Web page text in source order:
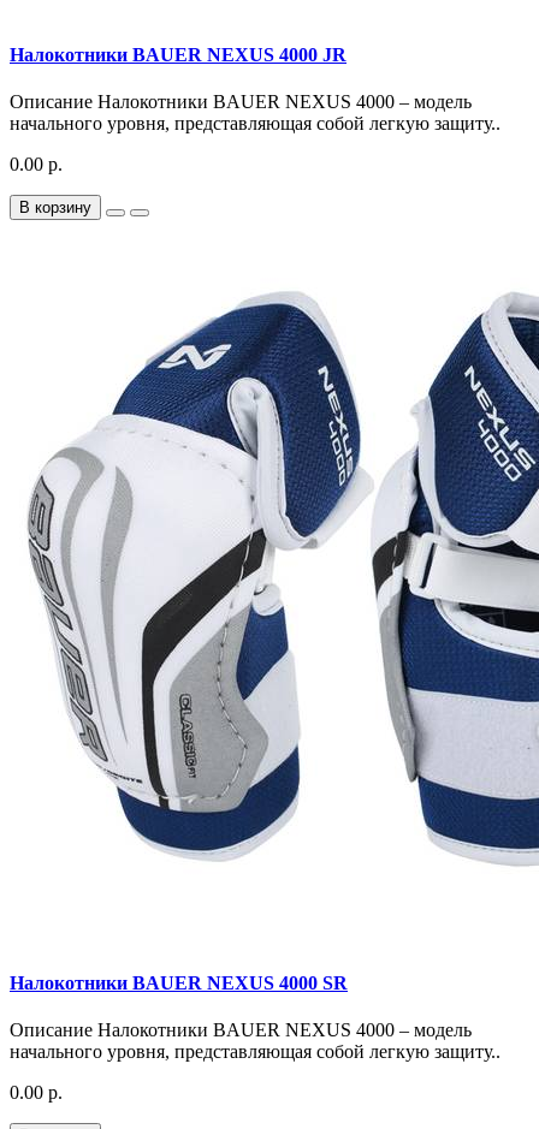
Налокотники BAUER NEXUS 4000 JR
Описание Налокотники BAUER NEXUS 4000 – модель
начального уровня, представляющая собой легкую защиту..
0.00 р.
В корзину
Налокотники BAUER NEXUS 4000 SR
Описание Налокотники BAUER NEXUS 4000 – модель
начального уровня, представляющая собой легкую защиту..
0.00 р.